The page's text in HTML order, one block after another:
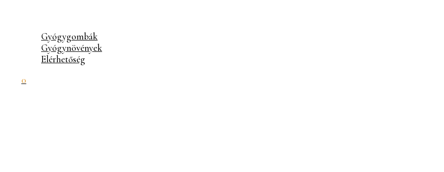
Gyógygombák
Gyógynövények
Elérhetőség
0